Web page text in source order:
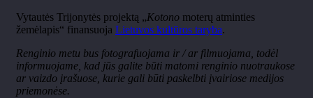
Vytautės Trijonytės projektą „Kotono moterų atminties
žemėlapis“ finansuoja Lietuvos kultūros taryba.
Renginio metu bus fotografuojama ir / ar filmuojama, todėl
informuojame, kad jūs galite būti matomi renginio nuotraukose
ar vaizdo įrašuose, kurie gali būti paskelbti įvairiose medijos
priemonėse.